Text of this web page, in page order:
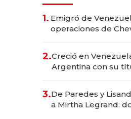
1. Emigró de
operaciones de
2.Creció en
Argentina con su
las marcas "fast
3.De Paredes y
a Mirtha Legrand: